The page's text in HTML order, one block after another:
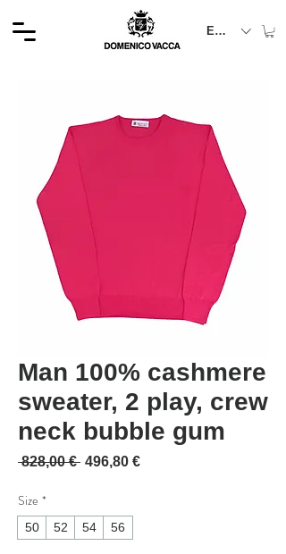
EUR (€)
Man 100% cashmere
sweater, 2 play, crew
neck bubble gum
828,00 € Обычная цена
496,80 €Спеццена
Size *
50 52 54 56